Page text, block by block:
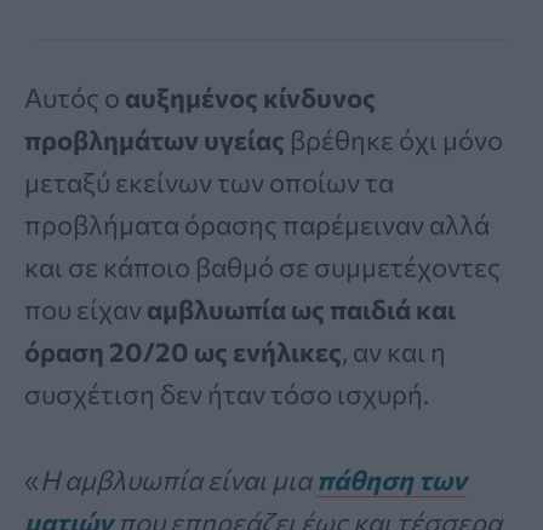
Αυτός ο αυξημένος κίνδυνος
προβλημάτων υγείας βρέθηκε όχι μόνο
μεταξύ εκείνων των οποίων τα
προβλήματα όρασης παρέμειναν αλλά
και σε κάποιο βαθμό σε συμμετέχοντες
που είχαν αμβλυωπία ως παιδιά και
όραση 20/20 ως ενήλικες, αν και η
συσχέτιση δεν ήταν τόσο ισχυρή.
«Η αμβλυωπία είναι μια πάθηση των
ματιώνπου επηρεάζει έως και τέσσερα